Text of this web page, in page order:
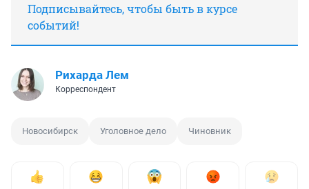
Подписывайтесь, чтобы быть в курсе
событий!
Рихарда Лем
Корреспондент
Новосибирск Уголовное дело Чиновник